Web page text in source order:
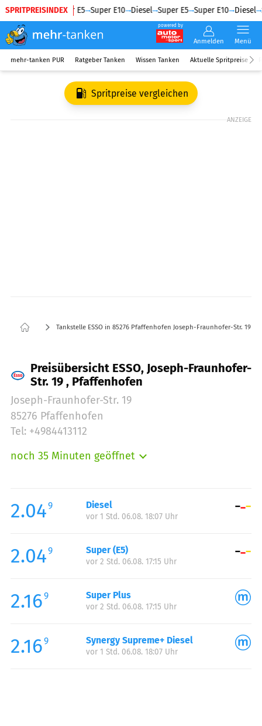
SPRITPREISINDEX
Diesel Super E5 Super E10 Diesel Super E5 Super E10 Diesel
powered by
Anmelden Menü
mehr-tanken PUR Ratgeber Tanken Wissen Tanken Aktuelle Spritpreise
Spritpreise vergleichen
ANZEIGE
Tankstelle ESSO in 85276 Pfaffenhofen Joseph-Fraunhofer-Str. 19
Preisübersicht ESSO, Joseph-Fraunhofer-
Str. 19 , Pfaffenhofen
Joseph-Fraunhofer-Str. 19
85276 Pfaffenhofen
Tel: +4984413112
noch 35 Minuten geöffnet
Mittwoch:
05:00-22:00
Donnerstag:
Samstag:
05:00-22:00
Sonntag:
2.049 Diesel
vor 1 Std. 06.08. 18:07 Uhr
2.049 Super (E5)
vor 2 Std. 06.08. 17:15 Uhr
2.169 Super Plus
vor 2 Std. 06.08. 17:15 Uhr
2.169 Synergy Supreme+ Diesel
vor 1 Std. 06.08. 18:07 Uhr